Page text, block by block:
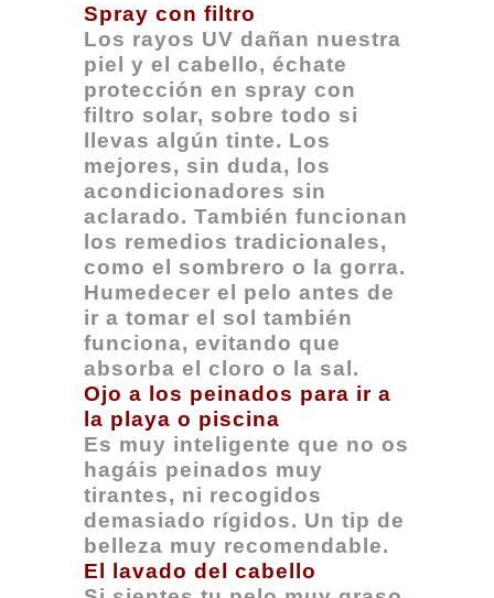
Spray con filtro
Los rayos UV dañan nuestra
piel y el cabello, échate
protección en spray con
filtro solar, sobre todo si
llevas algún tinte. Los
mejores, sin duda, los
acondicionadores sin
aclarado. También funcionan
los remedios tradicionales,
como el sombrero o la gorra.
Humedecer el pelo antes de
ir a tomar el sol también
funciona, evitando que
absorba el cloro o la sal.
Ojo a los peinados para ir a
la playa o piscina
Es muy inteligente que no os
hagáis peinados muy
tirantes, ni recogidos
demasiado rígidos. Un tip de
belleza muy recomendable.
El lavado del cabello